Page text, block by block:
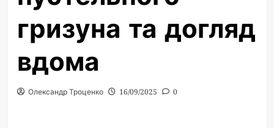
гризуна та догляд
вдома
Олександр Троценко 16/09/2025 0